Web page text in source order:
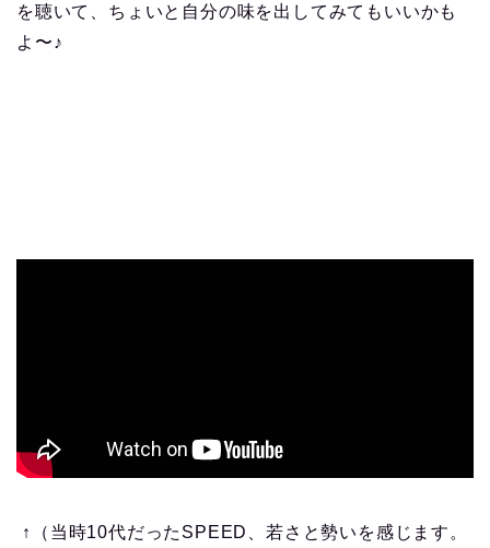
を聴いて、ちょいと自分の味を出してみてもいいかも
よ〜♪
↑（当時10代だったSPEED、若さと勢いを感じます。